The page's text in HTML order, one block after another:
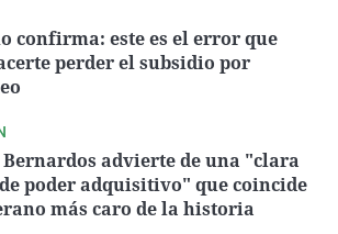
confirma: este es el error que
perder el subsidio por
Bernardos advierte de una "clara
poder adquisitivo" que coincide
más caro de la historia